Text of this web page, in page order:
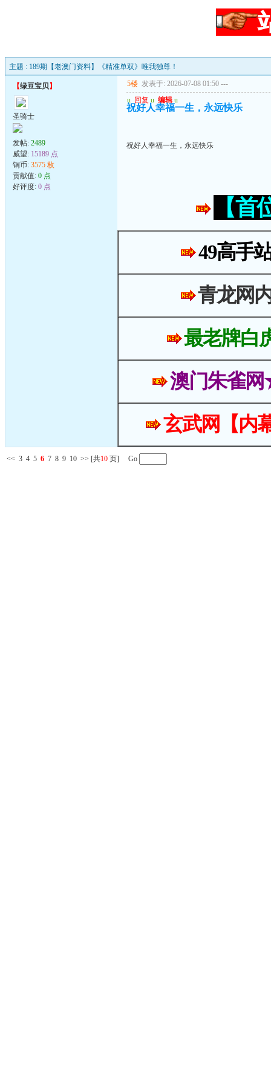
主题 : 189期【老澳门资料】《精准单双》唯我独尊！
【绿豆宝贝】
圣骑士
发帖: 2489
威望: 15189 点
铜币: 3575 枚
贡献值: 0 点
好评度: 0 点
5楼 发表于: 2026-07-08 01:50 ---
u 回复 u 编辑 u
祝好人幸福一生，永远快乐
祝好人幸福一生，永远快乐
【
49高手
青龙网
最老牌白
澳门朱雀
玄武网【内
<< 3 4 5 6 7 8 9 10 >> [共10 页] Go